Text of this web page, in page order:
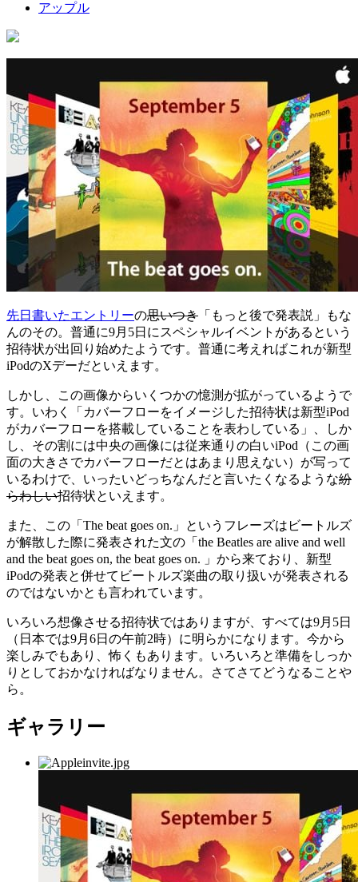
アップル
先日書いたエントリーの思いつき 「もっと後で発表説」もな
んのその。普通に9月5日にスペシャルイベントがあるという
招待状が出回り始めたようです。普通に考えればこれが新型
iPodのXデーだといえます。
しかし、この画像からいくつかの憶測が拡がっているようで
す。いわく「カバーフローをイメージした招待状は新型iPod
がカバーフローを搭載していることを表わしている」、しか
し、その割には中央の画像には従来通りの白いiPod（この画
面の大きさでカバーフローだとはあまり思えない）が写って
いるわけで、いったいどっちなんだと言いたくなるような紛
らわしい招待状といえます。
また、この「The beat goes on.」というフレーズはビートルズ
が解散した際に発表された文の「the Beatles are alive and well
and the beat goes on, the beat goes on. 」から来ており、新型
iPodの発表と併せてビートルズ楽曲の取り扱いが発表される
のではないかとも言われています。
いろいろ想像させる招待状ではありますが、すべては9月5日
（日本では9月6日の午前2時）に明らかになります。今から
楽しみでもあり、怖くもあります。いろいろと準備をしっか
りとしておかなければなりません。さてさてどうなることや
ら。
ギャラリー